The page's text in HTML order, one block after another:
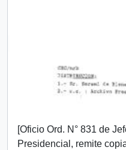
[Oficio Ord. N° 831 de
Presidencial, remite